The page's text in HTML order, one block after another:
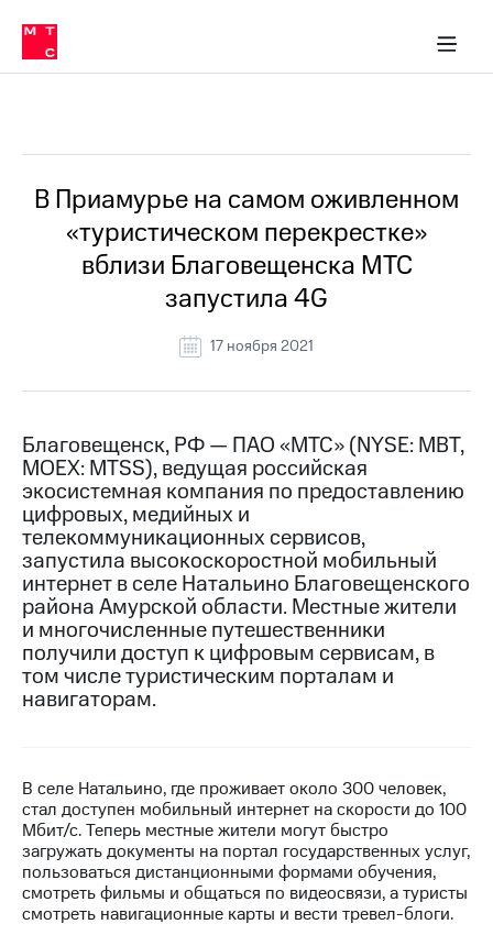
Медиа-центр
и акционерам
Устойчивое развитие
Комплаенс и деловая этика
компании
Карьера
История
компании
Руководство
информация
Медиа-центр
Пресс-
релизы
МТС
о технологиях
Достижения
Интервью
Финансовая
отчетность
Новости
в
регионе
и акционерам
Корпоративное
управление
в МТС
Пресс-
релизы
МТС
о технологиях
В Приамурье на самом оживленном
«туристическом перекрестке»
вблизи Благовещенска МТС
запустила 4G
17 ноября 2021
Благовещенск, РФ — ПАО «МТС» (NYSE: MBT,
MOEX: MTSS), ведущая российская
экосистемная компания по предоставлению
цифровых, медийных и
телекоммуникационных сервисов,
запустила высокоскоростной мобильный
интернет в селе Натальино Благовещенского
района Амурской области. Местные жители
и многочисленные путешественники
получили доступ к цифровым сервисам, в
том числе туристическим порталам и
навигаторам.
В селе Натальино, где проживает около 300 человек,
стал доступен мобильный интернет на скорости до 100
Мбит/с. Теперь местные жители могут быстро
загружать документы на портал государственных услуг,
пользоваться дистанционными формами обучения,
смотреть фильмы и общаться по видеосвязи, а туристы
смотреть навигационные карты и вести тревел-блоги.